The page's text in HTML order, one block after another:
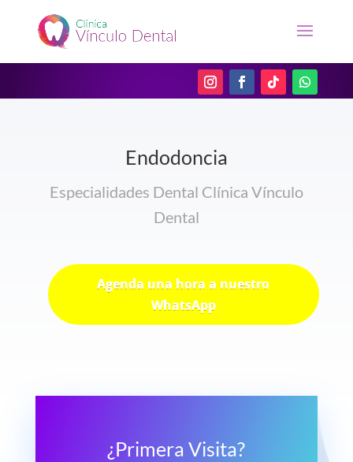
Endodoncia
Especialidades Dental Clínica Vínculo
Dental
Agenda una hora a nuestro
WhatsApp
¿Primera Visita?